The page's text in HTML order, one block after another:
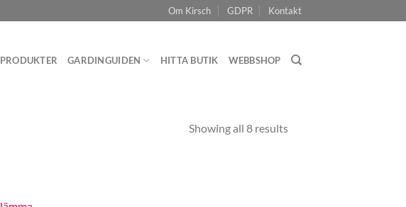
Om Kirsch GDPR Kontakt
PRODUKTER GARDINGUIDEN HITTA BUTIK WEBBSHOP
Showing all 8 results